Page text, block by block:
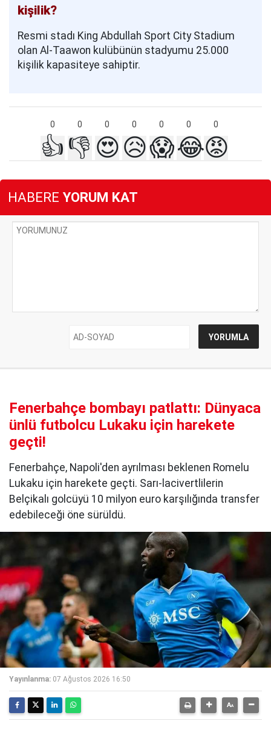
kişilik?
Resmi stadı King Abdullah Sport City Stadium
olan Al-Taawon kulübünün stadyumu 25.000
kişilik kapasiteye sahiptir.
0 0 0 0 0 0 0
👍 👎 😍😥😱😂😡
HABERE YORUM KAT
Fenerbahçe bombayı patlattı: Dünyaca
ünlü futbolcu Lukaku için harekete
geçti!
Fenerbahçe, Napoli'den ayrılması beklenen Romelu
Lukaku için harekete geçti. Sarı-lacivertlilerin
Belçikalı golcüyü 10 milyon euro karşılığında transfer
edebileceği öne sürüldü.
Yayınlanma: 07 Ağustos 2026 16:50